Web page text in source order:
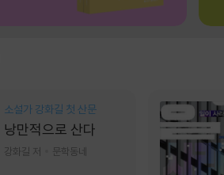
소설가 강화길 첫 산문
낭만적으로 산다
강화길 저 문학동네